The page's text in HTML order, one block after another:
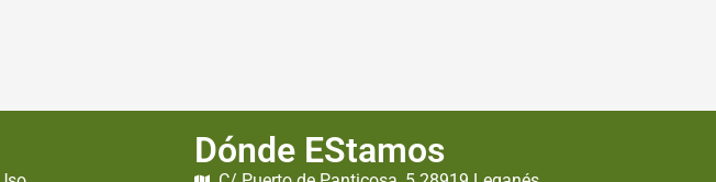
Dónde EStamos